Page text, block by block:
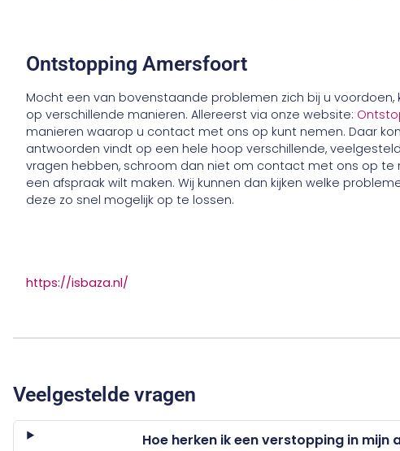
Ontstopping Amersfoort
Mocht een van bovenstaande problemen zich bij u
op verschillende manieren. Allereerst via onze website:
manieren waarop u contact met ons op kunt nemen. Daar
antwoorden vindt op een hele hoop verschillende,
vragen hebben, schroom dan niet om contact met ons op te
een afspraak wilt maken. Wij kunnen dan kijken welke
deze zo snel mogelijk op te lossen.
https://isbaza.nl/
Veelgestelde vragen
Hoe herken ik een verstopping in